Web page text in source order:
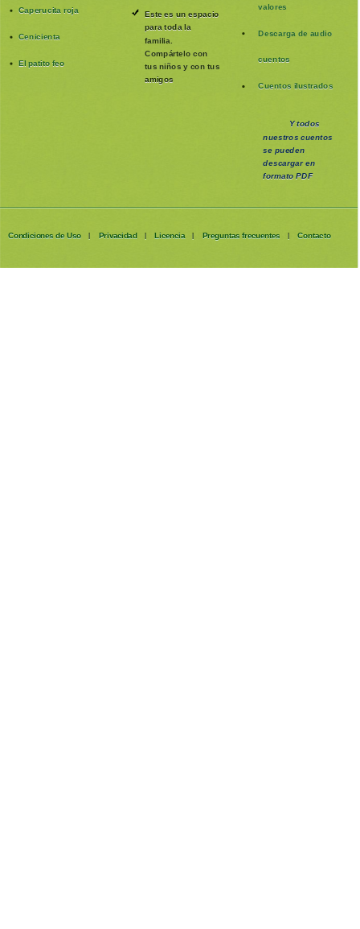
Caperucita roja
Cenicienta
El patito feo
Este es un espacio
para toda la
familia
Compártelo con
tus niños y con tus
amigos
valores
Descarga de audio
cuentos
Cuentos ilustrados
Y todos
nuestros cuentos
se pueden
descargar en
formato PDF
Condiciones de Uso | Privacidad | Licencia | Preguntas frecuentes | Contacto